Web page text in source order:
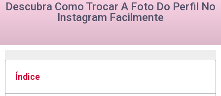
Descubra Como Trocar A Foto Do Perfil No
Instagram Facilmente
Índice